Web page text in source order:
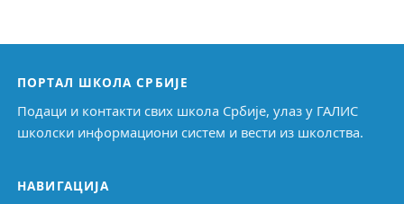
ПОРТАЛ ШКОЛА СРБИЈЕ
Подаци и контакти свих школа Србије, улаз у ГАЛИС
школски информациони систем и вести из школства.
НАВИГАЦИЈА